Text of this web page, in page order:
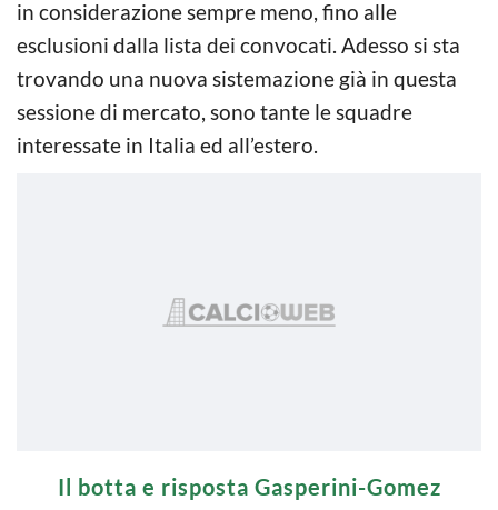
in considerazione sempre meno, fino alle
esclusioni dalla lista dei convocati. Adesso si sta
trovando una nuova sistemazione già in questa
sessione di mercato, sono tante le squadre
interessate in Italia ed all’estero.
Il botta e risposta Gasperini-Gomez